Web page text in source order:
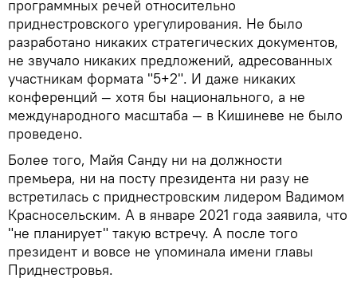
программных речей относительно
приднестровского урегулирования. Не было
разработано никаких стратегических документов,
не звучало никаких предложений, адресованных
участникам формата "5+2". И даже никаких
конференций — хотя бы национального, а не
международного масштаба — в Кишиневе не было
проведено.
Более того, Майя Санду ни на должности
премьера, ни на посту президента ни разу не
встретилась с приднестровским лидером Вадимом
Красносельским. А в январе 2021 года заявила, что
"не планирует" такую встречу. А после того
президент и вовсе не упоминала имени главы
Приднестровья.